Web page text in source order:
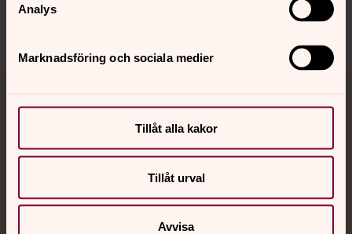
Analys
Marknadsföring och sociala medier
Tillåt alla kakor
Tillåt urval
Avvisa
Jourhavande präst
Akut samtals- och krisstöd. Prata eller chatta anonymt
Chatt